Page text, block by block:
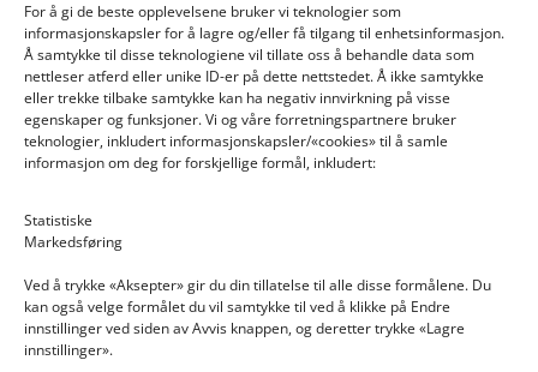
For å gi de beste opplevelsene bruker vi teknologier som
informasjonskapsler for å lagre og/eller få tilgang til enhetsinformasjon.
Å samtykke til disse teknologiene vil tillate oss å behandle data som
nettleser atferd eller unike ID-er på dette nettstedet. Å ikke samtykke
eller trekke tilbake samtykke kan ha negativ innvirkning på visse
egenskaper og funksjoner. Vi og våre forretningspartnere bruker
teknologier, inkludert informasjonskapsler/«cookies» til å samle
informasjon om deg for forskjellige formål, inkludert:
Statistiske
Markedsføring
Ved å trykke «Aksepter» gir du din tillatelse til alle disse formålene. Du
kan også velge formålet du vil samtykke til ved å klikke på Endre
innstillinger ved siden av Avvis knappen, og deretter trykke «Lagre
innstillinger».